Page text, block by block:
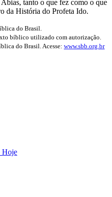
tanto o que fez como o que
da História do Profeta Ido.
do Brasil.
bíblico utilizado com autorização.
do Brasil. Acesse: www.sbb.org.br
Hoje